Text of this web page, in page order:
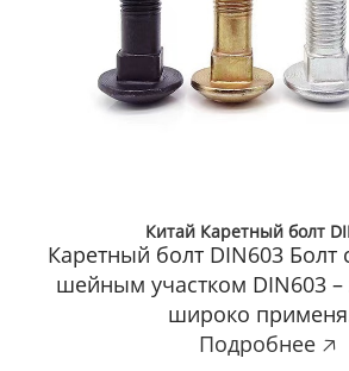
Шестигранная гайка BSW
Шестигранная гайка
ассортименте
шестигранная BSW,
Подробнее 🡥